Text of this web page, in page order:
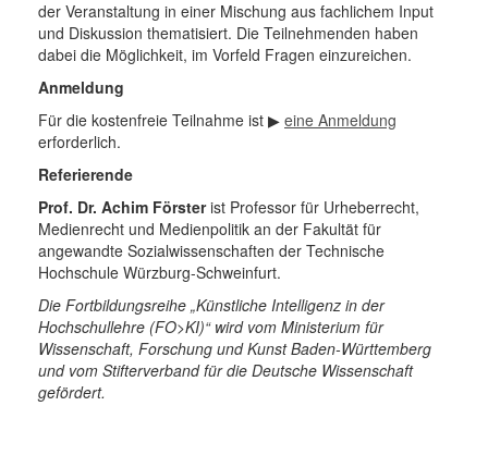
der Veranstaltung in einer Mischung aus fachlichem Input
und Diskussion thematisiert. Die Teilnehmenden haben
dabei die Möglichkeit, im Vorfeld Fragen einzureichen.
Anmeldung
Für die kostenfreie Teilnahme ist ▶ eine Anmeldung
erforderlich.
Referierende
Prof. Dr. Achim Försterist Professor für Urheberrecht,
Medienrecht und Medienpolitik an der Fakultät für
angewandte Sozialwissenschaften der Technische
Hochschule Würzburg-Schweinfurt.
Die Fortbildungsreihe „Künstliche Intelligenz in der
Hochschullehre (FO>KI)“ wird vom Ministerium für
Wissenschaft, Forschung und Kunst Baden-Württemberg
und vom Stifterverband für die Deutsche Wissenschaft
gefördert.